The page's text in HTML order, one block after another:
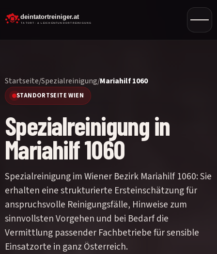
Startseite/Spezialreinigung/Mariahilf 1060
STANDORTSEITE WIEN
Spezialreinigung in
Mariahilf 1060
Spezialreinigung im Wiener Bezirk Mariahilf 1060: Sie
erhalten eine strukturierte Ersteinschätzung für
anspruchsvolle Reinigungsfälle, Hinweise zum
sinnvollsten Vorgehen und bei Bedarf die
Vermittlung passender Fachbetriebe für sensible
Einsatzorte in ganz Österreich.